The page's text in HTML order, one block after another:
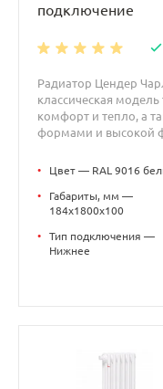
подключение
Радиатор Цендер
классическая
комфорт и тепло, а
формами и высокой
• Цвет — RAL 9016
•
Габариты, мм —
184x1800x100
•
Тип подключения —
Нижнее